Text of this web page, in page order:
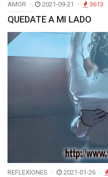
AMOR 2021-09-21 3613
QUEDATE A MI LADO
REFLEXIONES 2021-01-26